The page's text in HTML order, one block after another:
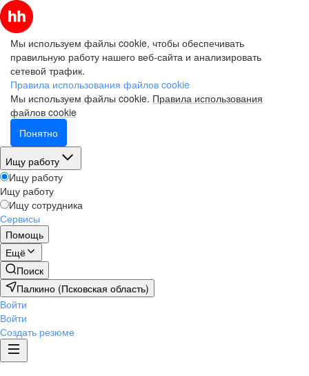
Мы используем файлы cookie, чтобы обеспечивать
правильную работу нашего веб-сайта и анализировать
сетевой трафик.
Правила использования файлов cookie
Мы используем файлы cookie. Правила использования
файлов cookie
Понятно
Ищу работу
Ищу работу
Ищу работу
Ищу сотрудника
Сервисы
Помощь
Ещё
Поиск
Палкино (Псковская область)
Войти
Войти
Создать резюме